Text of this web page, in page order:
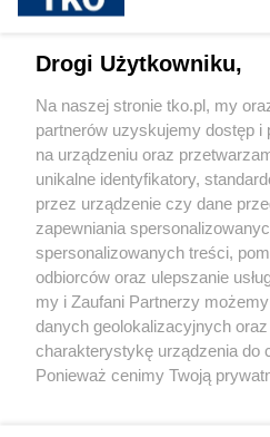
możliwości leczenia i
Pokaż
Reklama Tematy Archiwum
Drogi Użytkowniku,
Na naszej stronie tko.pl, my
partnerów uzyskujemy dostęp
na urządzeniu oraz
unikalne identyfikatory,
przez urządzenie czy dane
zapewniania
spersonalizowanych treści,
odbiorców oraz ulepszanie
my i Zaufani Partnerzy
danych geolokalizacyjnych
charakterystykę urządzenia do
Ponieważ cenimy Twoją